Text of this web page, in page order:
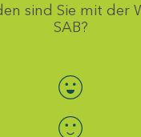
sind Sie mit der
SAB?
Bewertung